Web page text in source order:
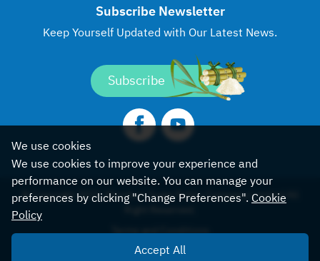
Subscribe Newsletter
Keep Yourself Updated with Our Latest News.
Subscribe
© Copyright 2022, Khonburi Sugar Public Company Limited All
Terms and Conditions
Sitemap
We use cookies
We use cookies to improve your experience and
performance on our website. You can manage your
preferences by clicking "Change Preferences".Cookie
Policy
Accept All